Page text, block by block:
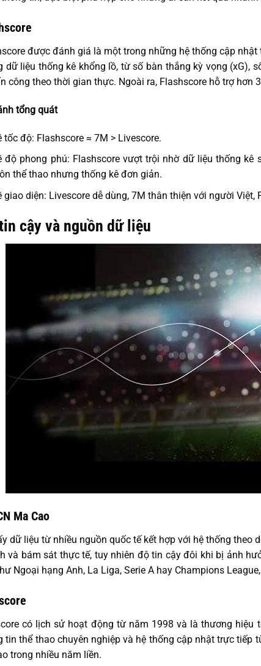
được đánh giá là một trong những hệ thống cập
dữ liệu thống kê khổng lồ, từ số bàn thắng kỳ vọng (xG),
công theo thời gian thực. Ngoài ra, Flashscore hỗ trợ hơn
tổng quát
tốc độ: Flashscore ≈ 7M > Livescore.
độ phong phú: Flashscore vượt trội nhờ dữ liệu thống
thể thao nhưng thống kê đơn giản.
giao diện: Livescore dễ dùng, 7M thân thiện với người
cậy và nguồn dữ liệu
Ma Cao
dữ liệu từ nhiều nguồn quốc tế kết hợp với hệ thống
và bám sát thực tế, tuy nhiên độ tin cậy đôi khi bị ảnh
Ngoại hạng Anh, La Liga, Serie A hay Champions
có lịch sử hoạt động từ năm 1998 và là thương
tin thể thao chuyên nghiệp và hệ thống cập nhật trực
trong nhiều năm liền.